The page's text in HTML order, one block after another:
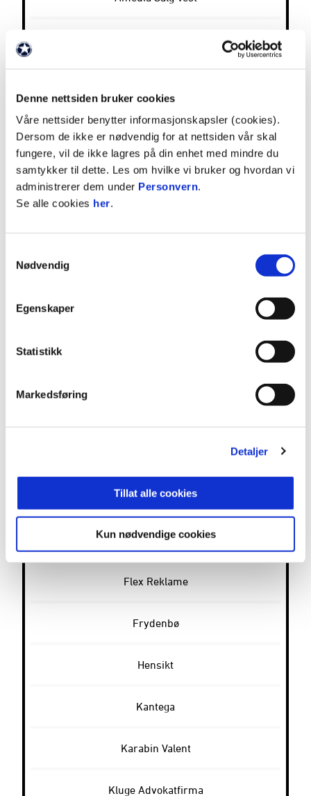
Denne nettsiden bruker cookies
Våre nettsider benytter informasjonskapsler (cookies).
Dersom de ikke er nødvendig for at nettsiden vår skal
fungere, vil de ikke lagres på din enhet med mindre du
samtykker til dette. Les om hvilke vi bruker og hvordan vi
administrerer dem under Personvern.
Se alle cookies her.
Nødvendig
Egenskaper
Statistikk
Markedsføring
Detaljer
Tillat alle cookies
Kun nødvendige cookies
Bemanningsbyraaet Bergen/Qualified Professionals
Beredt
Fjordfolk
Fjordkraft
Flex Reklame
Frydenbø
Hensikt
Kantega
Karabin Valent
Kluge Advokatfirma